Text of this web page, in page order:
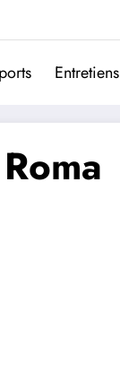
Entretiens